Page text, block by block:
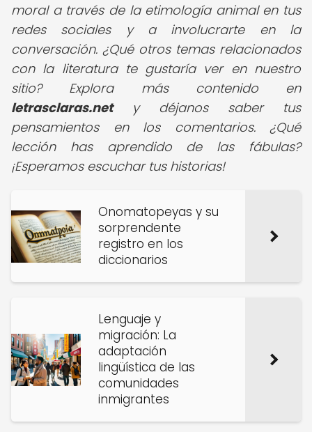
moral a través de la etimología animal en tus
redes sociales y a involucrarte en la
conversación. ¿Qué otros temas relacionados
con la literatura te gustaría ver en nuestro
sitio? Explora más contenido en
letrasclaras.nety déjanos saber tus
pensamientos en los comentarios. ¿Qué
lección has aprendido de las fábulas?
¡Esperamos escuchar tus historias!
Onomatopeyas y su
sorprendente
registro en los
diccionarios
Lenguaje y
migración: La
adaptación
lingüística de las
comunidades
inmigrantes